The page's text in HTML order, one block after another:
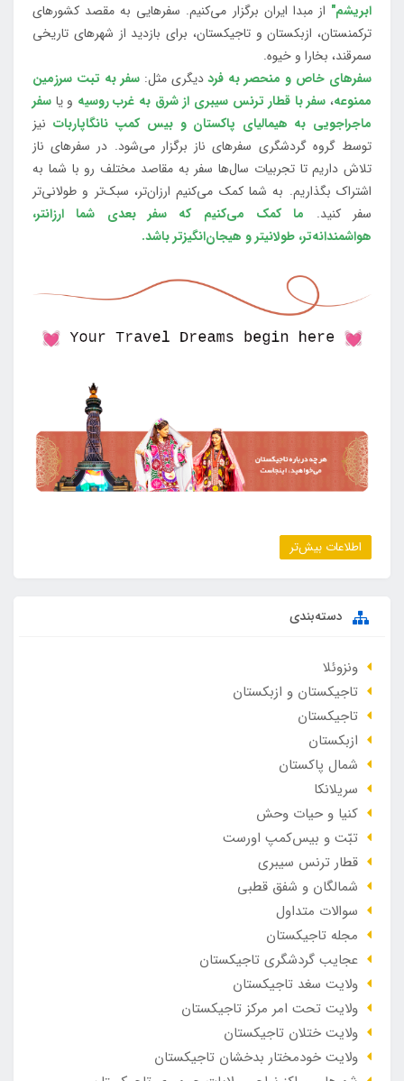
ابریشم" از مبدا ایران برگزار می‌کنیم. سفرهایی به مقصد کشورهای
ترکمنستان، ازبکستان و تاجیکستان، برای بازدید از شهرهای تاریخی
سمرقند، بخارا و خیوه.
سفرهای خاص و منحصر به فرددیگری مثل:سفر به تبت سرزمین
ممنوعه، سفر با قطار ترنس سیبری از شرق به غرب روسیه و یا سفر
ماجراجویی به هیمالیای پاکستان و بیس کمپ نانگاپاربات نیز
توسط گروه گردشگری سفرهای ناز برگزار می‌شود. در سفرهای ناز
تلاش داریم تا تجربیات سال‌ها سفر به مقاصد مختلف رو با شما به
اشتراک بگذاریم. به شما کمک می‌کنیم ارزان‌تر، سبک‌تر و طولانی‌تر
سفر کنید. ما کمک می‌کنیم که سفر بعدی شما ارزانتر،
هواشمندانه‌تر، طولانی‎تر و هیجان‌انگیزتر باشد.
اطلاعات بیش‌تر
دسته‌بندی
ونزوئلا
تاجیکستان و ازبکستان
تاجیکستان
ازبکستان
شمال پاکستان
سریلانکا
کنیا و حیات وحش
تبّت و بیس‌کمپ اورست
قطار ترنس سیبری
شمالگان و شفق قطبی
سوالات متداول
مجله تاجیکستان
عجایب گردشگری تاجیکستان
ولایت سغد تاجیکستان
ولایت تحت امر مرکز تاجیکستان
ولایت ختلان تاجیکستان
ولایت خودمختار بدخشان تاجیکستان